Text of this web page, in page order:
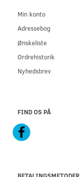
Min konto
Adressebog
Ønskeliste
Ordrehistorik
Nyhedsbrev
FIND OS PÅ